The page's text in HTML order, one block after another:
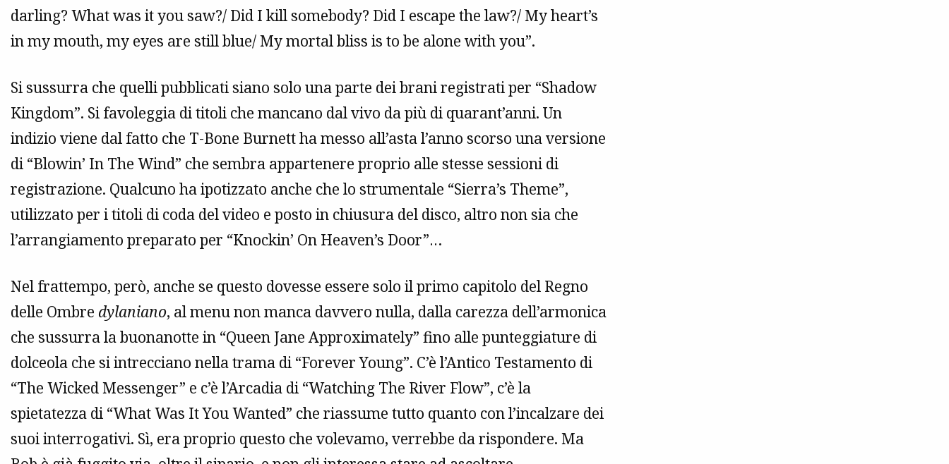
darling? What was it you saw?/ Did I kill somebody? Did I escape the law?/ My heart’s
in my mouth, my eyes are still blue/ My mortal bliss is to be alone with you”.
Si sussurra che quelli pubblicati siano solo una parte dei brani registrati per “Shadow
Kingdom”. Si favoleggia di titoli che mancano dal vivo da più di quarant’anni. Un
indizio viene dal fatto che T-Bone Burnett ha messo all’asta l’anno scorso una versione
di “Blowin’ In The Wind” che sembra appartenere proprio alle stesse sessioni di
registrazione. Qualcuno ha ipotizzato anche che lo strumentale “Sierra’s Theme”,
utilizzato per i titoli di coda del video e posto in chiusura del disco, altro non sia che
l’arrangiamento preparato per “Knockin’ On Heaven’s Door”…
Nel frattempo, però, anche se questo dovesse essere solo il primo capitolo del Regno
delle Ombre dylaniano, al menu non manca davvero nulla, dalla carezza dell’armonica
che sussurra la buonanotte in “Queen Jane Approximately” fino alle punteggiature di
dolceola che si intrecciano nella trama di “Forever Young”. C’è l’Antico Testamento di
“The Wicked Messenger” e c’è l’Arcadia di “Watching The River Flow”, c’è la
spietatezza di “What Was It You Wanted” che riassume tutto quanto con l’incalzare dei
suoi interrogativi. Sì, era proprio questo che volevamo, verrebbe da rispondere. Ma